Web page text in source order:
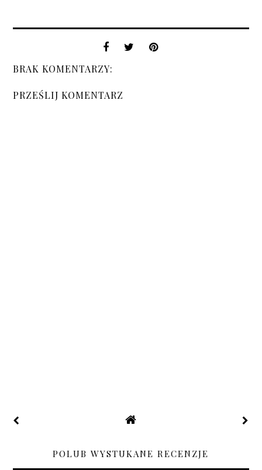
BRAK KOMENTARZY:
PRZEŚLIJ KOMENTARZ
POLUB WYSTUKANE RECENZJE